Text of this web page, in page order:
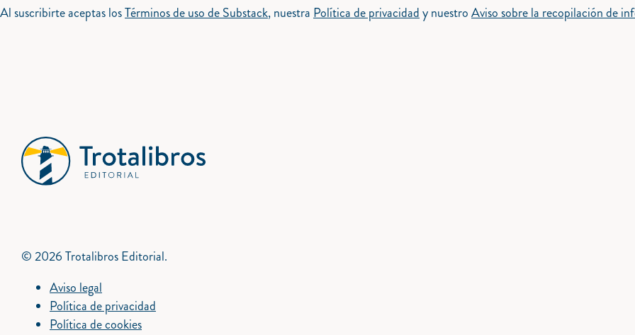
Al suscribirte aceptas losTérminos de uso de Substack, nuestra Política de privacidady nuestroAviso sobre la recopilación de
© 2026 Trotalibros Editorial.
Aviso legal
Política de privacidad
Política de cookies